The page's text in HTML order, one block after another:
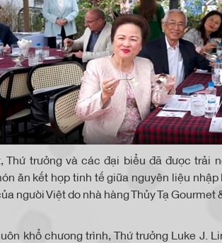
Thứ trưởng và các đại biểu đã được trải
ăn kết hợp tinh tế giữa nguyên liệu
người Việt do nhà hàng Thủy Tạ Gourmet
khổ chương trình, Thứ trưởng Luke J.